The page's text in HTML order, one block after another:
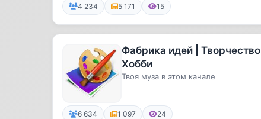
4 234 5 171 15
Фабрика идей | Творчество |
Хобби
Твоя муза в этом канале
6 634 1 097 24